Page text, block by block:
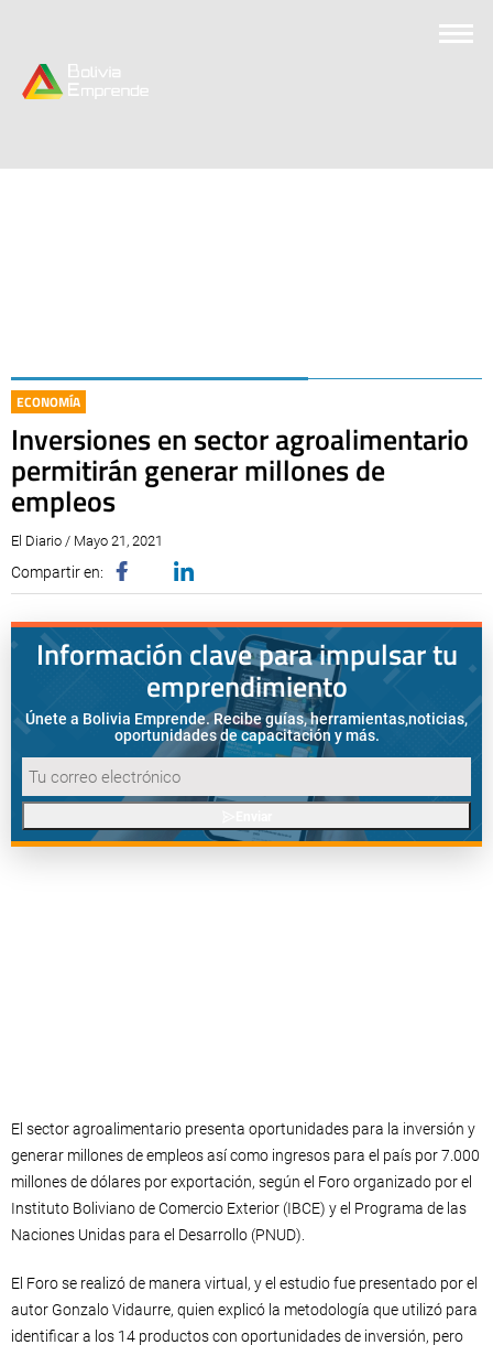
ECONOMÍA
Inversiones en sector agroalimentario
permitirán generar millones de
empleos
El Diario / Mayo 21, 2021
Compartir en:
Información clave para impulsar tu
emprendimiento
Únete a Bolivia Emprende. Recibe guías, herramientas,noticias,
oportunidades de capacitación y más.
El sector agroalimentario presenta oportunidades para la inversión y
generar millones de empleos así como ingresos para el país por 7.000
millones de dólares por exportación, según el Foro organizado por el
Instituto Boliviano de Comercio Exterior (IBCE) y el Programa de las
Naciones Unidas para el Desarrollo (PNUD).
El Foro se realizó de manera virtual, y el estudio fue presentado por el
autor Gonzalo Vidaurre, quien explicó la metodología que utilizó para
identificar a los 14 productos con oportunidades de inversión, pero